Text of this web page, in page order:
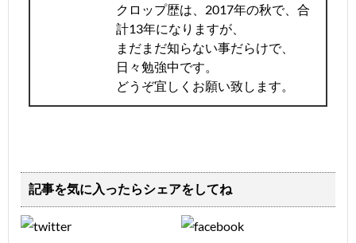
クロップ歴は、2017年の秋で、合
計13年になりますが、
まだまだ知らない事だらけで、
日々勉強中です。
どうぞ宜しくお願い致します。
記事を気に入ったらシェアをしてね